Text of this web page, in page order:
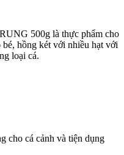
500g là thực phẩm cho
bé, hồng két với nhiều hạt với
loại cá.
cho cá cảnh và tiện dụng